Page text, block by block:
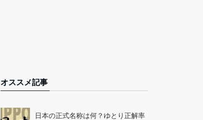
オススメ記事
日本の正式名称は何？ゆとり正解率